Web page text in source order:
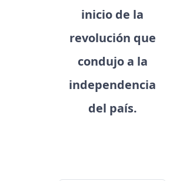
inicio de la
revolución que
condujo a la
independencia
del país.